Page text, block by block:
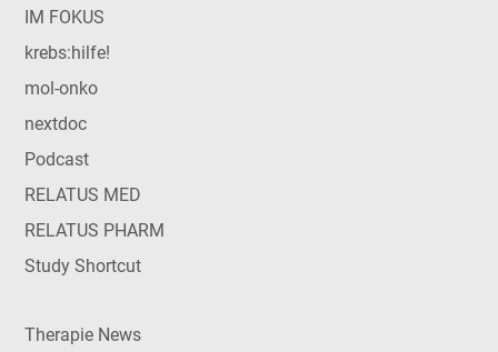
IM FOKUS
krebs:hilfe!
mol-onko
nextdoc
Podcast
RELATUS MED
RELATUS PHARM
Study Shortcut
Therapie News